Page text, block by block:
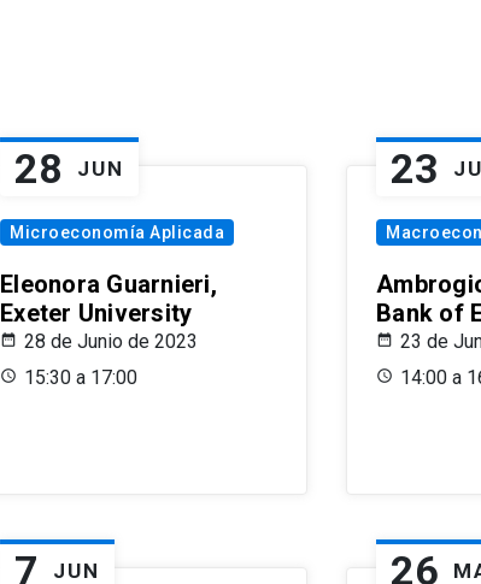
28 JUN
Microeconomía Aplicada
Eleonora Guarnieri,
Exeter University
28 de Junio de 2023
15:30 a 17:00
23
Bank of
23 de
14:00 a
7 JUN 26